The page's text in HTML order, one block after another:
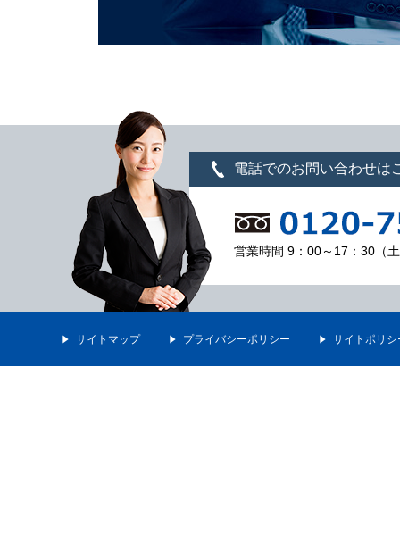
電話でのお問い合わせは
営業時間 9：00～17：30（
サイトマップ プライバシーポリシー サイトポリシ